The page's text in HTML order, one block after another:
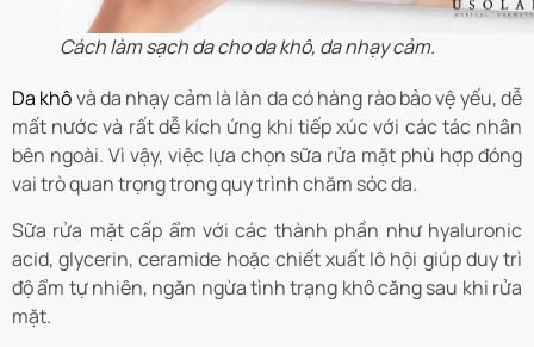
Cách làm sạch da cho da khô, da nhạy cảm.
Da khôvà da nhạy cảm là làn da có hàng rào bảo vệ yếu, dễ
mất nước và rất dễ kích ứng khi tiếp xúc với các tác nhân
bên ngoài. Vì vậy, việc lựa chọn sữa rửa mặt phù hợp đóng
vai trò quan trọng trong quy trình chăm sóc da.
Sữa rửa mặt cấp ẩm với các thành phần như hyaluronic
acid, glycerin, ceramide hoặc chiết xuất lô hội giúp duy trì
độ ẩm tự nhiên, ngăn ngừa tình trạng khô căng sau khi rửa
mặt.